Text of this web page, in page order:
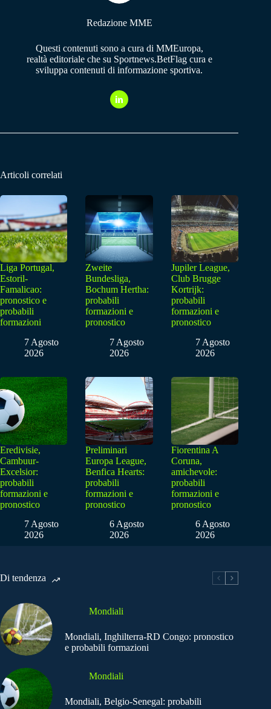
Redazione MME
Questi contenuti sono a cura di MMEuropa,
realtà editoriale che su Sportnews.BetFlag cura e
sviluppa contenuti di informazione sportiva.
Articoli correlati
Liga Portugal,
Estoril-
Famalicao:
pronostico e
probabili
formazioni
7 Agosto
2026
Zweite
Bundesliga,
Bochum Hertha:
probabili
formazioni e
pronostico
7 Agosto
2026
Jupiler League,
Club Brugge
Kortrijk:
probabili
formazioni e
pronostico
7 Agosto
2026
Eredivisie,
Cambuur-
Excelsior:
probabili
formazioni e
pronostico
7 Agosto
2026
Preliminari
Europa League,
Benfica Hearts:
probabili
formazioni e
pronostico
6 Agosto
2026
Fiorentina A
Coruna,
amichevole:
probabili
formazioni e
pronostico
6 Agosto
2026
Di tendenza
Mondiali
Mondiali, Inghilterra-RD Congo: pronostico
e probabili formazioni
Mondiali
Mondiali, Belgio-Senegal: probabili